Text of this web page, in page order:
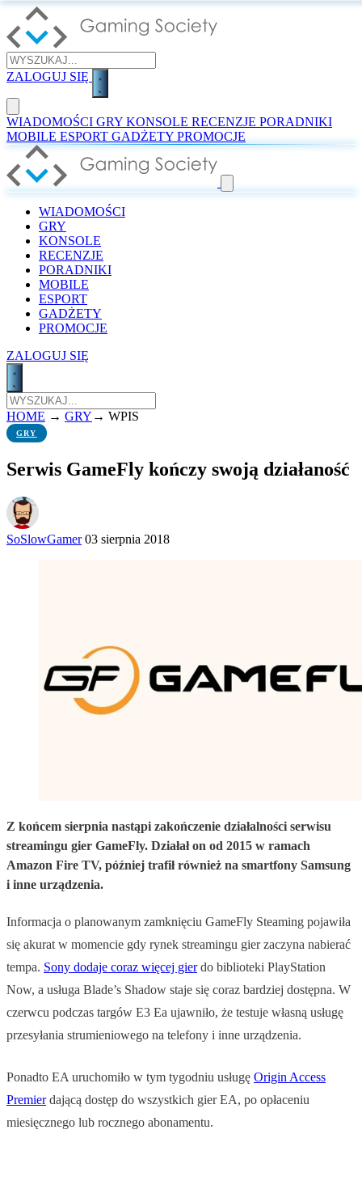
ZALOGUJ SIĘ
WIADOMOŚCI GRY KONSOLE RECENZJE PORADNIKI
MOBILE ESPORT GADŻETY PROMOCJE
WIADOMOŚCI
GRY
KONSOLE
RECENZJE
PORADNIKI
MOBILE
ESPORT
GADŻETY
PROMOCJE
ZALOGUJ SIĘ
HOME → GRY → WPIS
GRY
Serwis GameFly kończy swoją działaność
SoSlowGamer 03 sierpnia 2018
Z końcem sierpnia nastąpi zakończenie działalności serwisu
streamingu gier GameFly. Działał on od 2015 w ramach
Amazon Fire TV, później trafił również na smartfony Samsung
i inne urządzenia.
Informacja o planowanym zamknięciu GameFly Steaming pojawiła
się akurat w momencie gdy rynek streamingu gier zaczyna nabierać
tempa. Sony dodaje coraz więcej gierdo biblioteki PlayStation
Now, a usługa Blade’s Shadow staje się coraz bardziej dostępna. W
czerwcu podczas targów E3 Ea ujawniło, że testuje własną usługę
przesyłania strumieniowego na telefony i inne urządzenia.
Ponadto EA uruchomiło w tym tygodniu usługę Origin Access
Premierdającą dostęp do wszystkich gier EA, po opłaceniu
miesięcznego lub rocznego abonamentu.